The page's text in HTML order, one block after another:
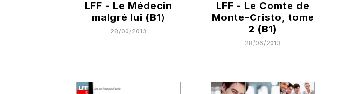
LFF - Le Médecin
malgré lui (B1)
28/06/2013
LFF - Le Comte de
Monte-Cristo, tome
2 (B1)
28/06/2013